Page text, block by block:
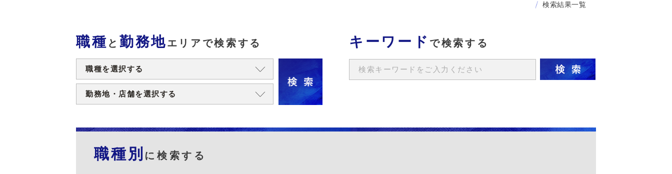
検索結果一覧
職種 と 勤務地エリアで検索する キーワード で検索する
職種別 に検索する